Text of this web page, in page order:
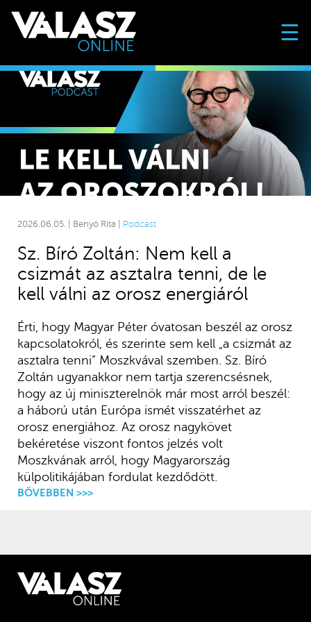
☰
2026.06.05. | Benyó Rita | Podcast
Sz. Bíró Zoltán: Nem kell a
csizmát az asztalra tenni, de le
kell válni az orosz energiáról
Érti, hogy Magyar Péter óvatosan beszél az orosz
kapcsolatokról, és szerinte sem kell „a csizmát az
asztalra tenni” Moszkvával szemben. Sz. Bíró
Zoltán ugyanakkor nem tartja szerencsésnek,
hogy az új miniszterelnök már most arról beszél:
a háború után Európa ismét visszatérhet az
orosz energiához. Az orosz nagykövet
bekéretése viszont fontos jelzés volt
Moszkvának arról, hogy Magyarország
külpolitikájában fordulat kezdődött.
BŐVEBBEN >>>